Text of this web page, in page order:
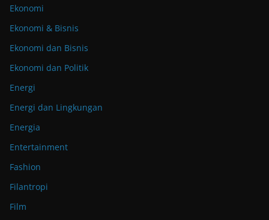
Ekonomi
Ekonomi & Bisnis
Ekonomi dan Bisnis
Ekonomi dan Politik
Energi
Energi dan Lingkungan
Energia
Entertainment
Fashion
Filantropi
Film